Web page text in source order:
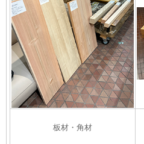
板材・角材